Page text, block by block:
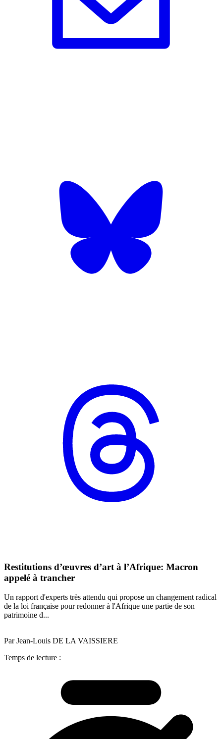
Restitutions d’œuvres d’art à l’Afrique: Macron
appelé à trancher
Un rapport d'experts très attendu qui propose un changement radical
de la loi française pour redonner à l'Afrique une partie de son
patrimoine d...
Par Jean-Louis DE LA VAISSIERE
Temps de lecture :